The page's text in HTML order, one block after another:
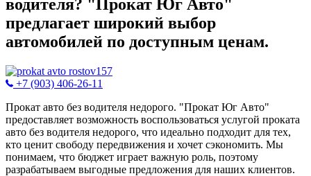
водителя? "Прокат Юг Авто"
предлагает широкий выбор
автомобилей по доступным ценам.
+7 (903) 406-26-11
Прокат авто без водителя недорого. "Прокат Юг Авто"
предоставляет возможность воспользоваться услугой проката
авто без водителя недорого, что идеально подходит для тех,
кто ценит свободу передвижения и хочет сэкономить. Мы
понимаем, что бюджет играет важную роль, поэтому
разрабатываем выгодные предложения для наших клиентов.